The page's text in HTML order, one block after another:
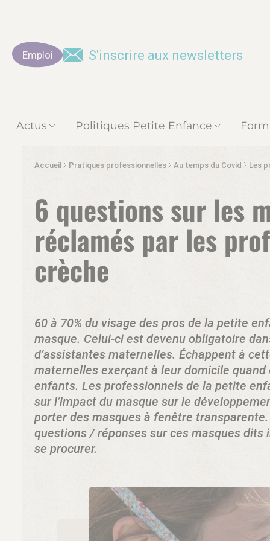
Emploi S'inscrire aux newsletters
Actus Politiques Petite Enfance
Accueil Pratiques professionnelles Au temps du Covid Les
6 questions sur les
réclamés par les
crèche
60 à 70% du visage des pros de la petite
masque. Celui-ci est devenu obligatoire
d’assistantes maternelles. Échappent à
maternelles exerçant à leur domicile
enfants. Les professionnels de la petite
sur l’impact du masque sur le
porter des masques à fenêtre
questions / réponses sur ces masques
se procurer.